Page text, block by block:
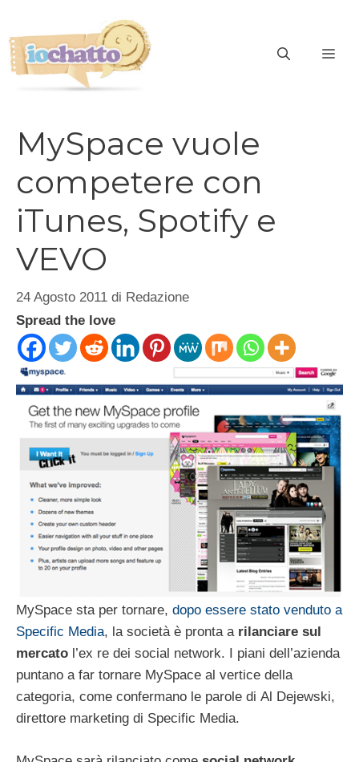
contenuto
MySpace vuole
competere con
iTunes, Spotify e
VEVO
24 Agosto 2011 di Redazione
Spread the love
MySpace sta per tornare, dopo essere stato venduto a
Specific Media, la società è pronta a rilanciare sul
mercato l’ex re dei social network. I piani dell’azienda
puntano a far tornare MySpace al vertice della
categoria, come confermano le parole di Al Dejewski,
direttore marketing di Specific Media.